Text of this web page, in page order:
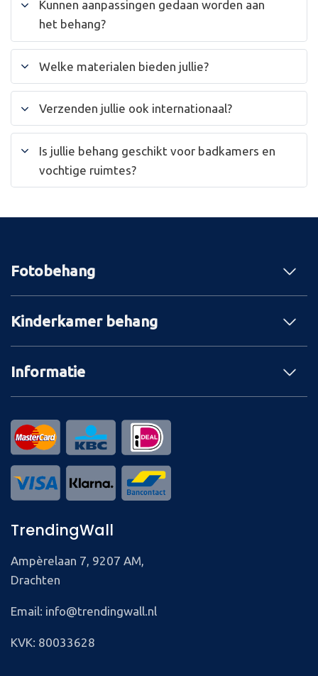
Kunnen aanpassingen gedaan worden aan
het behang?
Welke materialen bieden jullie?
Verzenden jullie ook internationaal?
Is jullie behang geschikt voor badkamers en
vochtige ruimtes?
Fotobehang
Kinderkamer behang
Informatie
TrendingWall
Ampèrelaan 7, 9207 AM,
Drachten
Email: info@trendingwall.nl
KVK: 80033628